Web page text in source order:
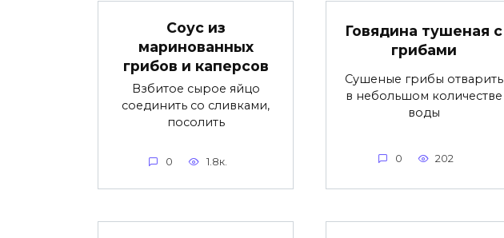
Соус из
маринованных
грибов и каперсов
Взбитое сырое яйцо
соединить со сливками,
посолить
0 1.8к.
Говядина тушеная с
грибами
Сушеные грибы отварить
в небольшом количестве
воды
0 202